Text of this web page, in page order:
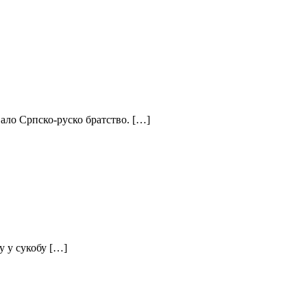
Српско-руско братство. […]
у сукобу […]